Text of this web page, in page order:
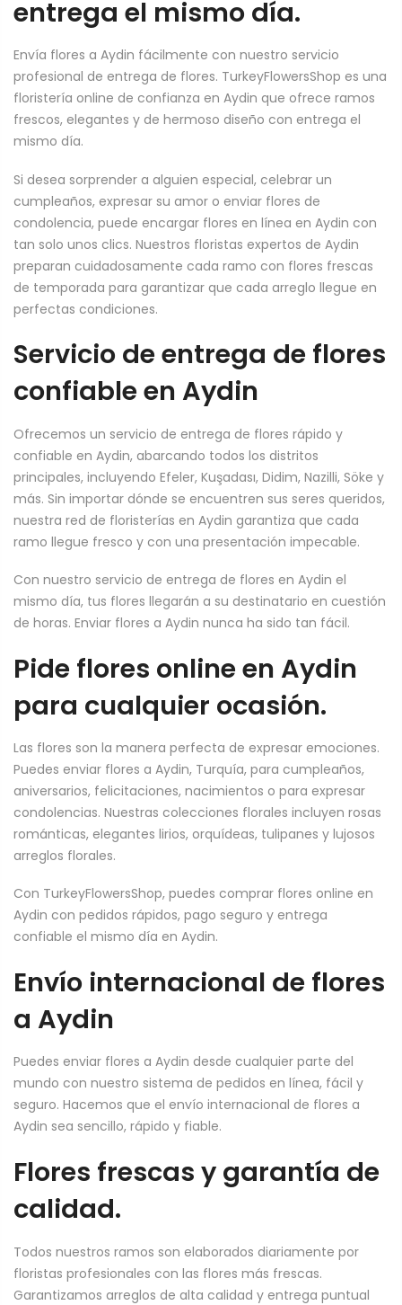
entrega el mismo día.
Envía flores a Aydin fácilmente con nuestro servicio
profesional de entrega de flores. TurkeyFlowersShop es una
floristería online de confianza en Aydin que ofrece ramos
frescos, elegantes y de hermoso diseño con entrega el
mismo día.
Si desea sorprender a alguien especial, celebrar un
cumpleaños, expresar su amor o enviar flores de
condolencia, puede encargar flores en línea en Aydin con
tan solo unos clics. Nuestros floristas expertos de Aydin
preparan cuidadosamente cada ramo con flores frescas
de temporada para garantizar que cada arreglo llegue en
perfectas condiciones.
Servicio de entrega de flores
confiable en Aydin
Ofrecemos un servicio de entrega de flores rápido y
confiable en Aydin, abarcando todos los distritos
principales, incluyendo Efeler, Kuşadası, Didim, Nazilli, Söke y
más. Sin importar dónde se encuentren sus seres queridos,
nuestra red de floristerías en Aydin garantiza que cada
ramo llegue fresco y con una presentación impecable.
Con nuestro servicio de entrega de flores en Aydin el
mismo día, tus flores llegarán a su destinatario en cuestión
de horas. Enviar flores a Aydin nunca ha sido tan fácil.
Pide flores online en Aydin
para cualquier ocasión.
Las flores son la manera perfecta de expresar emociones.
Puedes enviar flores a Aydin, Turquía, para cumpleaños,
aniversarios, felicitaciones, nacimientos o para expresar
condolencias. Nuestras colecciones florales incluyen rosas
románticas, elegantes lirios, orquídeas, tulipanes y lujosos
arreglos florales.
Con TurkeyFlowersShop, puedes comprar flores online en
Aydin con pedidos rápidos, pago seguro y entrega
confiable el mismo día en Aydin.
Envío internacional de flores
a Aydin
Puedes enviar flores a Aydin desde cualquier parte del
mundo con nuestro sistema de pedidos en línea, fácil y
seguro. Hacemos que el envío internacional de flores a
Aydin sea sencillo, rápido y fiable.
Flores frescas y garantía de
calidad.
Todos nuestros ramos son elaborados diariamente por
floristas profesionales con las flores más frescas.
Garantizamos arreglos de alta calidad y entrega puntual